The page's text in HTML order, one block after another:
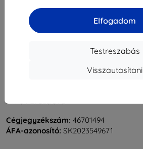
Elfogadom
Testreszabás
Visszautasítani
841 04 Bratislava
Cégjegyzékszám: 46701494
ÁFA-azonosító: SK2023549671